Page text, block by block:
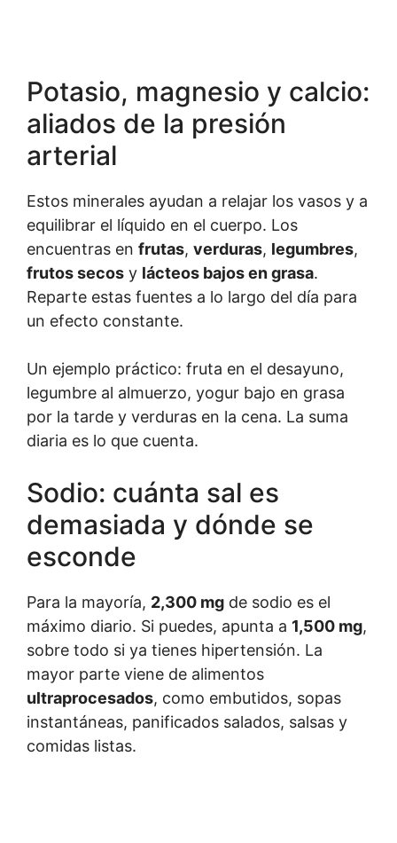
Potasio, magnesio y calcio:
aliados de la presión
arterial
Estos minerales ayudan a relajar los vasos y a
equilibrar el líquido en el cuerpo. Los
encuentras en frutas, verduras, legumbres,
frutos secos y lácteos bajos en grasa.
Reparte estas fuentes a lo largo del día para
un efecto constante.
Un ejemplo práctico: fruta en el desayuno,
legumbre al almuerzo, yogur bajo en grasa
por la tarde y verduras en la cena. La suma
diaria es lo que cuenta.
Sodio: cuánta sal es
demasiada y dónde se
esconde
Para la mayoría, 2,300 mg de sodio es el
máximo diario. Si puedes, apunta a 1,500 mg,
sobre todo si ya tienes hipertensión. La
mayor parte viene de alimentos
ultraprocesados, como embutidos, sopas
instantáneas, panificados salados, salsas y
comidas listas.